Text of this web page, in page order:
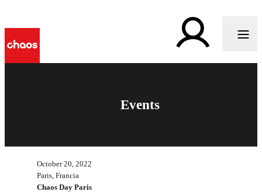
Events
October 20, 2022
Paris, Francia
Chaos Day Paris